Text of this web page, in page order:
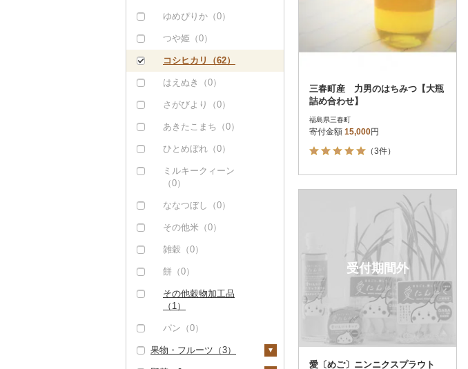
黒毛和牛（1）
白老牛（0）
仙台牛（0）
米沢牛（0）
山形牛（0）
常陸牛（0）
上州牛（0）
飛騨牛（0）
（0）
但馬牛（0）
土佐あかうし（0）
佐賀牛（0）
羊肉・ラム肉（ジンギ
鴨肉（0）
猪肉（0）
（0）
ゆめぴりか（0）
つや姫（0）
コシヒカリ（62）
はえぬき（0）
さがびより（0）
あきたこまち（0）
ひとめぼれ（0）
ミルキークィーン
（0）
ななつぼし（0）
その他米（0）
雑穀（0）
餅（0）
その他穀物加工品
（1）
パン（0）
果物・フルーツ（3）
コンビニ支払い
d払い
金融機関(Pay-easy決済)
三春町産 力男のはちみつ【大瓶
詰め合わせ】
福島県三春町
寄付金額 15,000円
（3件）
受付期間外
愛〔めご〕ニンニクスプラウト